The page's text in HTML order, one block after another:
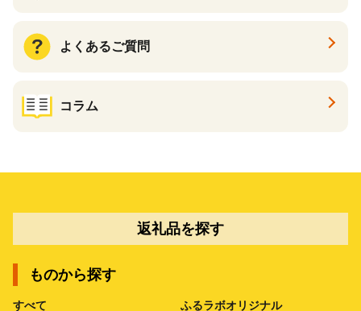
よくあるご質問
コラム
返礼品を探す
ものから探す
すべて ふるラボオリジナル